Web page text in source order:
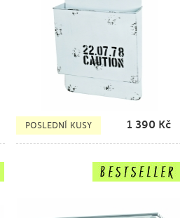
POSLEDNÍ KUSY 1 390 Kč